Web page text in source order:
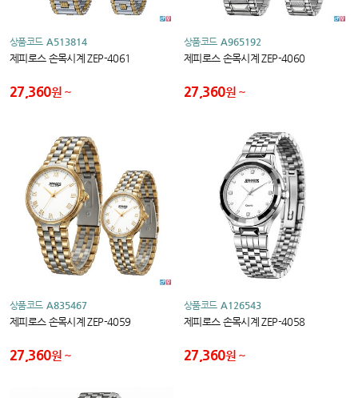
상품코드 A513814
제피로스 손목시계 ZEP-4061
27,360원
상품코드 A965192
제피로스 손목시계 ZEP-4060
27,360원
상품코드 A835467
제피로스 손목시계 ZEP-4059
27,360원
상품코드 A126543
제피로스 손목시계 ZEP-4058
27,360원